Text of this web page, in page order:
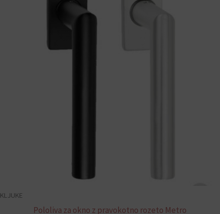
KLJUKE
Pololiva za okno z pravokotno rozeto Metro